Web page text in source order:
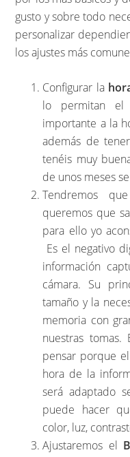
gusto y sobre todo
personalizar
los ajustes más
Configurar la
lo permitan el
importante a la
además de
tenéis muy
de unos meses
Tendremos
queremos que
para ello yo
Es el negativo
información
cámara. Su
tamaño y la
memoria con
nuestras
pensar porque
hora de la
será adaptado
puede hacer
color, luz,
Ajustaremos el